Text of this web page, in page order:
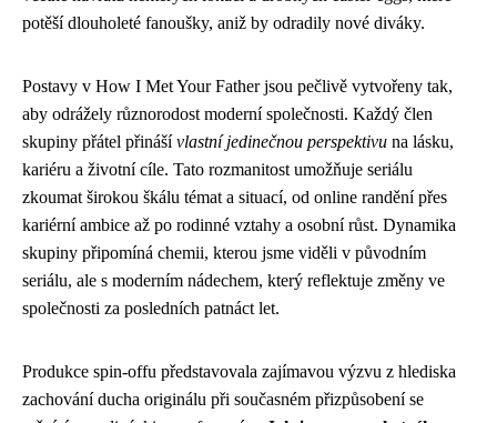
potěší dlouholeté fanoušky, aniž by odradily nové diváky.
Postavy v How I Met Your Father jsou pečlivě vytvořeny tak,
aby odrážely různorodost moderní společnosti. Každý člen
skupiny přátel přináší vlastní jedinečnou perspektivu na lásku,
kariéru a životní cíle. Tato rozmanitost umožňuje seriálu
zkoumat širokou škálu témat a situací, od online randění přes
kariérní ambice až po rodinné vztahy a osobní růst. Dynamika
skupiny připomíná chemii, kterou jsme viděli v původním
seriálu, ale s moderním nádechem, který reflektuje změny ve
společnosti za posledních patnáct let.
Produkce spin-offu představovala zajímavou výzvu z hlediska
zachování ducha originálu při současném přizpůsobení se